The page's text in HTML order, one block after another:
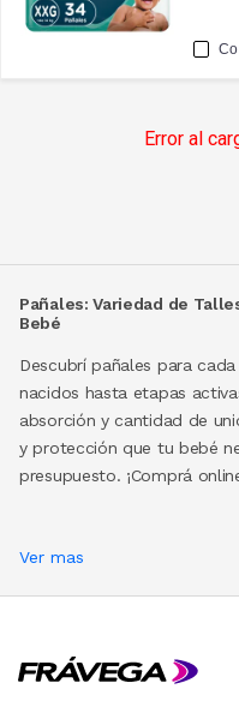
Error al
Pañales: Variedad de
Bebé
Descubrí pañales para
nacidos hasta etapas
absorción y cantidad de
y protección que tu bebé
presupuesto. ¡Comprá
Ver mas